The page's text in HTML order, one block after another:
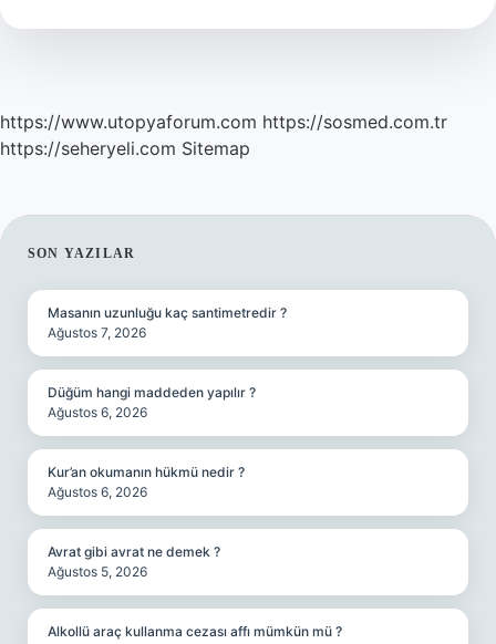
Oldu
https://www.utopyaforum.com https://sosmed.com.tr
https://seheryeli.com Sitemap
SIDEBAR
SON YAZILAR
Masanın uzunluğu kaç santimetredir ?
Ağustos 7, 2026
Düğüm hangi maddeden yapılır ?
Ağustos 6, 2026
Kur’an okumanın hükmü nedir ?
Ağustos 6, 2026
Avrat gibi avrat ne demek ?
Ağustos 5, 2026
Alkollü araç kullanma cezası affı mümkün mü ?